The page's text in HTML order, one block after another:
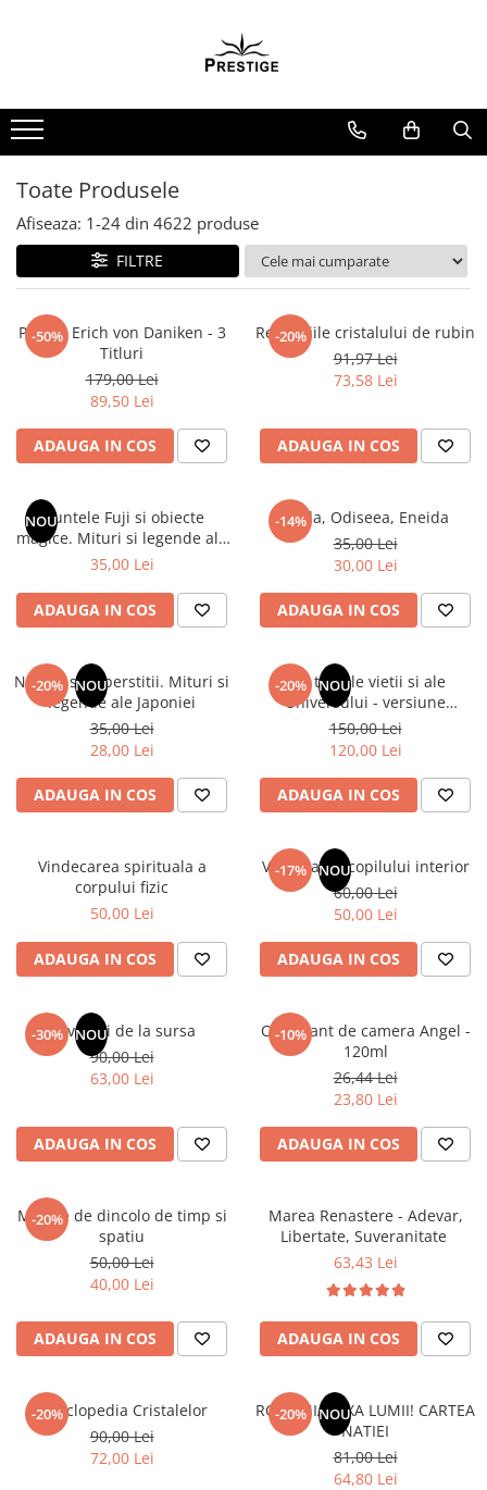
Noutati
Promotii
Spiritualitate - Ezoterism
AngelConnection
Arte Divinatorii
Chiromantie
Dezvoltare Spirituala
KidConnection
Minte Corp
New Illuminati Files
Numerologie
Paranormal
Parapsihologie
Ramtha
Audiobook
ReConnect
Religie
Crestinism
ScienceConnection
SelfConnect
Vindecare Spirituala
Sanatate
Gastronomik
MedConnect
Medicina & Farmacie
Medicina Pentru Toti
SealfHealing
Sport
Terapii Alternative
AudioBook
Beletristica
Carti erotice
Adult
Crime, Thriller, Mistery
Literatura Romana
Toate Produsele
Afiseaza: 1-24 din 4622 produse
FILTRE
-50%
Pachet Erich von Daniken - 3
Titluri
179,00 Lei
89,50 Lei
ADAUGA IN COS
-20%
Revelatiile cristalului de rubin
91,97 Lei
73,58 Lei
ADAUGA IN COS
NOUMuntele Fuji si obiecte
magice. Mituri si legende ale
Japoniei
35,00 Lei
ADAUGA IN COS
-14%
Iliada, Odiseea, Eneida
35,00 Lei
30,00 Lei
ADAUGA IN COS
-20% NOU
Natura si superstitii. Mituri si
legende ale Japoniei
35,00 Lei
28,00 Lei
ADAUGA IN COS
-20% NOU
Din tainele vietii si ale
Universului - versiune
originala din 1939. Volumele I-
III. Cutie de colectie -Scarlat
Demetrescu
150,00 Lei
120,00 Lei
ADAUGA IN COS
Vindecarea spirituala a
corpului fizic
50,00 Lei
ADAUGA IN COS
-17% NOU
Vindecarea copilului interior
60,00 Lei
50,00 Lei
ADAUGA IN COS
-30% NOU
Revelatii de la sursa
90,00 Lei
63,00 Lei
ADAUGA IN COS
-10%
Odorizant de camera Angel -
120ml
26,44 Lei
23,80 Lei
ADAUGA IN COS
-20%
Mesaje de dincolo de timp si
spatiu
50,00 Lei
40,00 Lei
ADAUGA IN COS
Marea Renastere - Adevar,
Libertate, Suveranitate
63,43 Lei
ADAUGA IN COS
-20%
Enciclopedia Cristalelor
90,00 Lei
72,00 Lei
-20% NOU
ROMANIA, AXA LUMII! CARTEA
NATIEI
81,00 Lei
64,80 Lei